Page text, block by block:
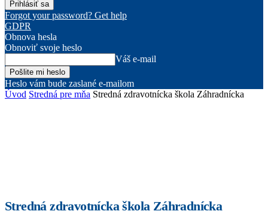
Forgot your password? Get help
GDPR
Obnova hesla
Obnoviť svoje heslo
Váš e-mail
Heslo vám bude zaslané e-mailom
Úvod Stredná pre mňa Stredná zdravotnícka škola Záhradnícka
Stredná zdravotnícka škola Záhradnícka